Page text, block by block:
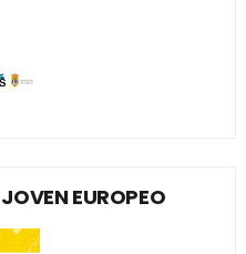
EUROPEO